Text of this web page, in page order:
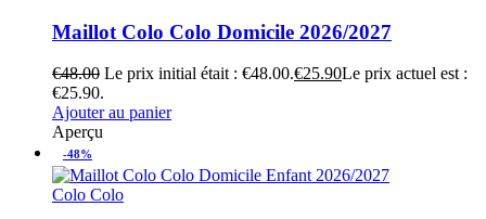
Maillot Colo Colo Domicile 2026/2027
€48.00 Le prix initial était : €48.00.€25.90Le prix actuel est :
€25.90.
Ajouter au panier
Aperçu
-48%
Colo Colo